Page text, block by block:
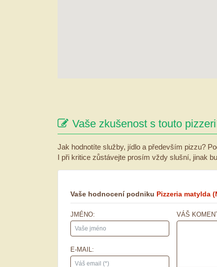
Vaše zkušenost s touto
Jak hodnotíte služby, jídlo a především pizzu?
I při kritice zůstávejte prosím vždy slušní, jinak
Vaše hodnocení podniku Pizzeria matylda
JMÉNO:
E-MAIL:
VÁŠ